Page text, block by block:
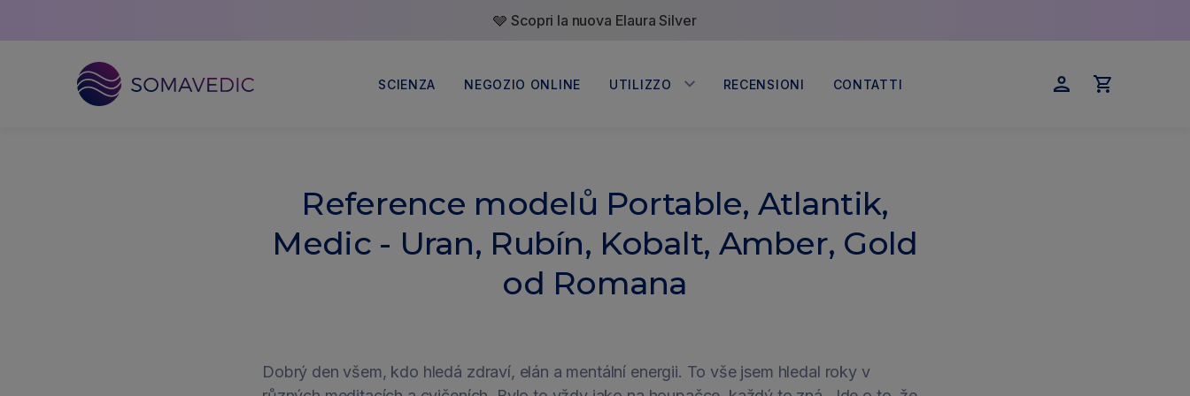
🩶 Scopri la nuova Elaura Silver
Somavedic Italy
SCIENZA NEGOZIO ONLINE UTILIZZO
Casa
Somavedic in case familiari e
Uffici e aziende
Somavedic in ambiente
lavorativo
RECENSIONI CONTATTI
Accedi Carrello
Reference modelů Portable, Atlantik,
Medic - Uran, Rubín, Kobalt, Amber, Gold
od Romana
Dobrý den všem, kdo hledá zdraví, elán a mentální energii. To vše jsem hledal roky v